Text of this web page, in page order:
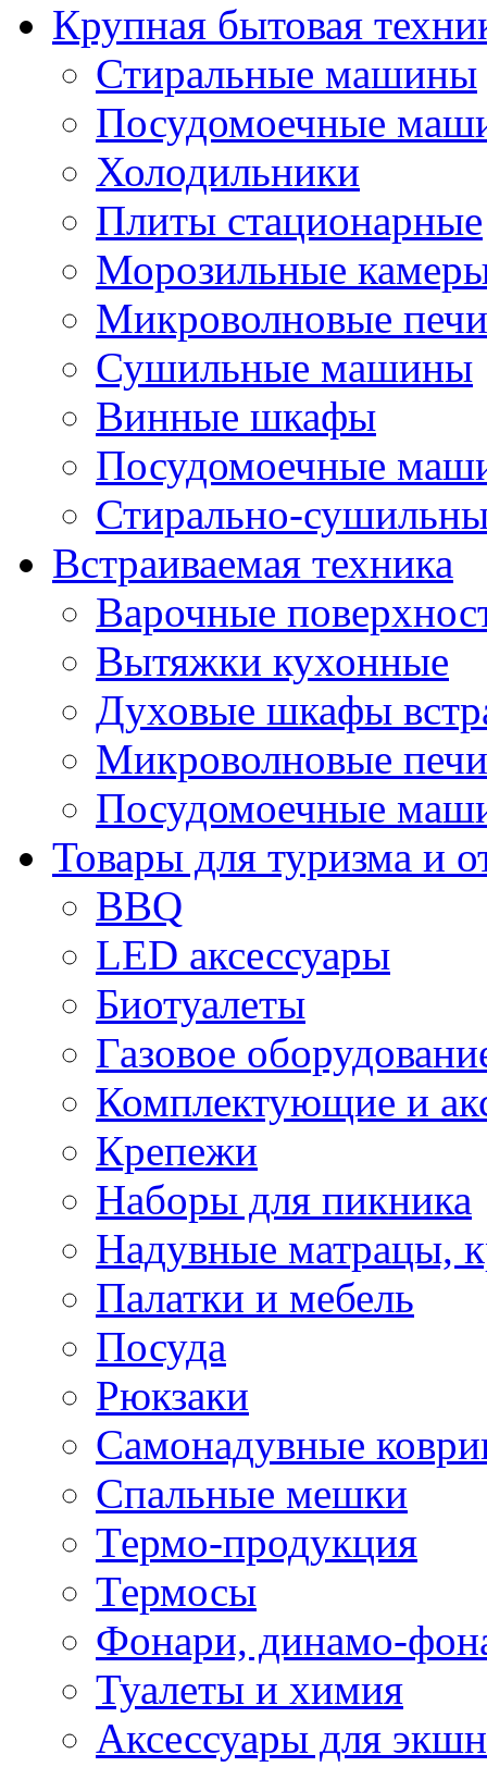
Крупная бытовая
Стиральные машины
Посудомоечные
Холодильники
Плиты стационарные
Морозильные
Микроволновые печи
Сушильные машины
Винные шкафы
Посудомоечные
Стирально-
Встраиваемая техника
Варочные
Вытяжки кухонные
Духовые шкафы
Микроволновые
Посудомоечные
Товары для туризма и
BBQ
LED аксессуары
Биотуалеты
Газовое
Комплектующие и
Крепежи
Наборы для пикника
Надувные матрацы,
Палатки и мебель
Посуда
Рюкзаки
Самонадувные
Спальные мешки
Термо-продукция
Термосы
Фонари, динамо-
Туалеты и химия
Аксессуары для